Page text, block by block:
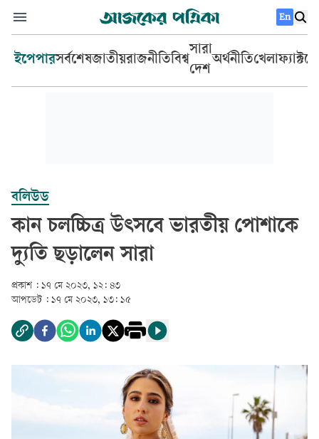
En
ইপেপারসর্বশেষজাতীয়রাজনীতিবিশ্ব
সারা
দেশ
অর্থনীতিখেলা
বলিউড
কান চলচ্চিত্র উৎসবে ভারতীয় পোশাকে
দ্যুতি ছড়ালেন সারা
প্রকাশ : ১৭ মে ২০২৩, ১২: ৪৩
আপডেট : ১৭ মে ২০২৩, ১৩: ১৫